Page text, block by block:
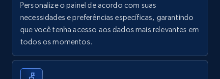
Walmart - products
Specifications, Image urls, Top reviews, and
more.
Personalize o painel de acordo com suas
necessidades e preferências específicas, garantindo
que você tenha acesso aos dados mais relevantes em
todos os momentos.